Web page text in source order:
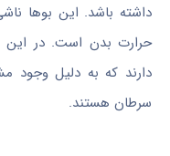
داشته باشد. این بوها
حرارت بدن است. در این
دارند که به دلیل وجود
سرطان هستند.